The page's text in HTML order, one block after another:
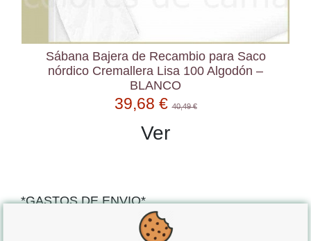
Sábana Bajera de Recambio para Saco
nórdico Cremallera Lisa 100 Algodón –
BLANCO
39,68 €40,49 €
Ver
*GASTOS DE ENVIO*
para comprassuperiores a 80€